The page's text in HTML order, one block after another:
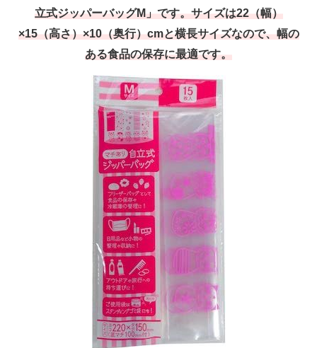
立式ジッパーバッグM」です。サイズは22（幅）
×15（高さ）×10（奥行）cmと横長サイズなので、幅の
ある食品の保存に最適です。